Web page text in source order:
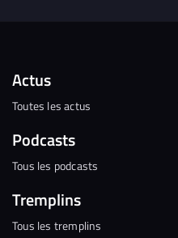
Actus
Toutes les actus
Podcasts
Tous les podcasts
Tremplins
Tous les tremplins